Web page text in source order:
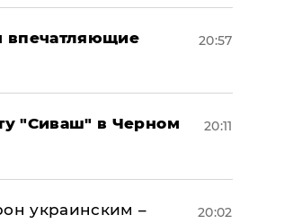
впечатляющие
20:57
"Сиваш" в Черном
20:11
украинским –
20:02